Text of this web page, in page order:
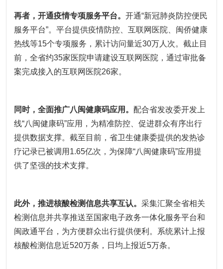
再者，开通疫情专项服务平台。 开通“新冠肺炎防控便民
服务平台”。平台提供疫情防控、互联网医院、闽侨健康
热线等15个专项服务，累计访问量近30万人次。截止目
前，全省约35家医院申请建设互联网医院，通过审批备
案完成接入的互联网医院26家。
同时，全面推广八闽健康码应用。 配合省发改委开发上
线“八闽健康码”应用，为精准防控、促进群众有序出行
提供数据支撑。截至目前，省卫生健康委提供的发热诊
疗记录已被调用1.65亿次，为保障“八闽健康码”应用提
供了坚强的技术支撑。
此外，推进核酸检测信息共享互认。 采集汇聚全省相关
检测信息并共享推送至国家电子政务一体化服务平台和
闽政通平台，为方便群众出行提供便利。系统累计上报
核酸检测信息近520万条，日均上报近5万条。